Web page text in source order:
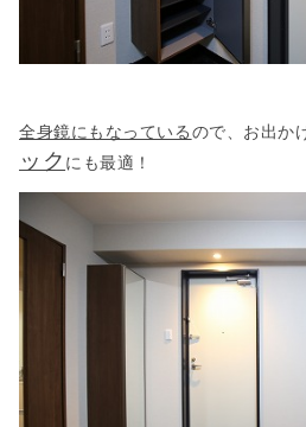
全身鏡にもなっているので、お出か
ック にも最適！